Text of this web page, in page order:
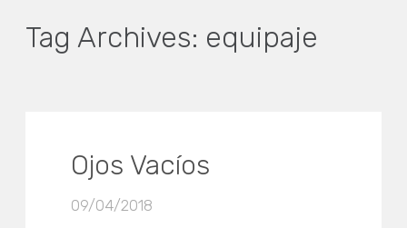
Tag Archives: equipaje
Ojos Vacíos
09/04/2018